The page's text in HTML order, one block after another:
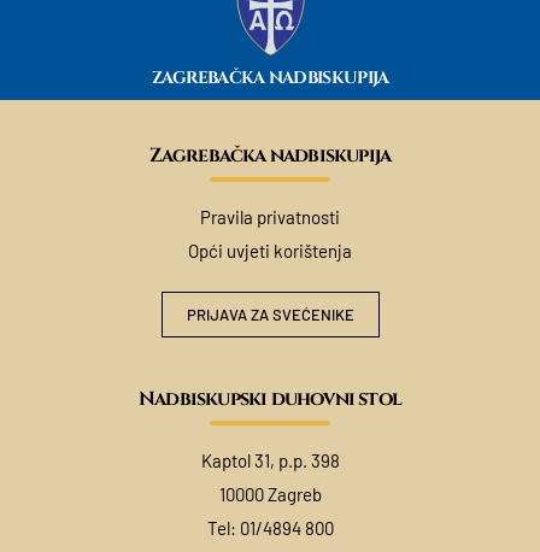
ZAGREBAČKA NADBISKUPIJA
Zagrebačka nadbiskupija
Pravila privatnosti
Opći uvjeti korištenja
PRIJAVA ZA SVEĆENIKE
Nadbiskupski duhovni stol
Kaptol 31, p.p. 398
10000 Zagreb
Tel: 01/4894 800